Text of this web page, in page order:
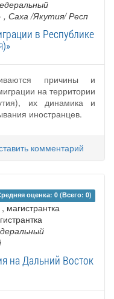
, Саха /Якутия/ Респ
в Республике
причины и
на территории
их динамика и
иностранцев.
комментарий
оценка: 0 (Всего: 0)
, магистрантка
на Дальний Восток